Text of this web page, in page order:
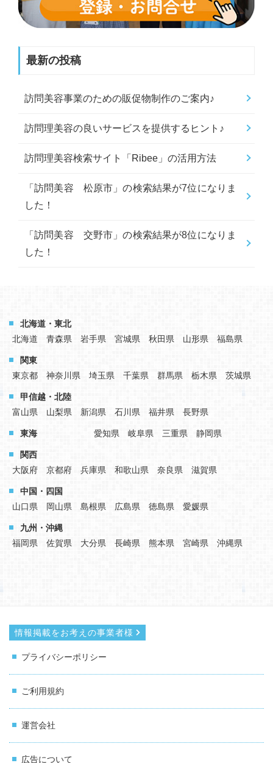
最新の投稿
訪問美容事業のための販促物制作のご案内♪
訪問理美容の良いサービスを提供するヒント♪
訪問理美容検索サイト「Ribee」の活用方法
「訪問美容 松原市」の検索結果が7位になりま
した！
「訪問美容 交野市」の検索結果が8位になりま
した！
北海道・東北
北海道
青森県 岩手県 宮城県 秋田県 山形県 福島県
関東
東京都
神奈川県 埼玉県 千葉県 群馬県 栃木県 茨城県
甲信越・北陸
富山県
山梨県 新潟県 石川県 福井県 長野県
東海 愛知県 岐阜県 三重県 静岡県
関西
大阪府
京都府 兵庫県 和歌山県 奈良県 滋賀県
中国・四国
山口県
岡山県 島根県 広島県 徳島県 愛媛県
九州・沖縄
福岡県
佐賀県 大分県 長崎県 熊本県 宮崎県 沖縄県
情報掲載をお考えの事業者様
プライバシーポリシー
ご利用規約
運営会社
広告について